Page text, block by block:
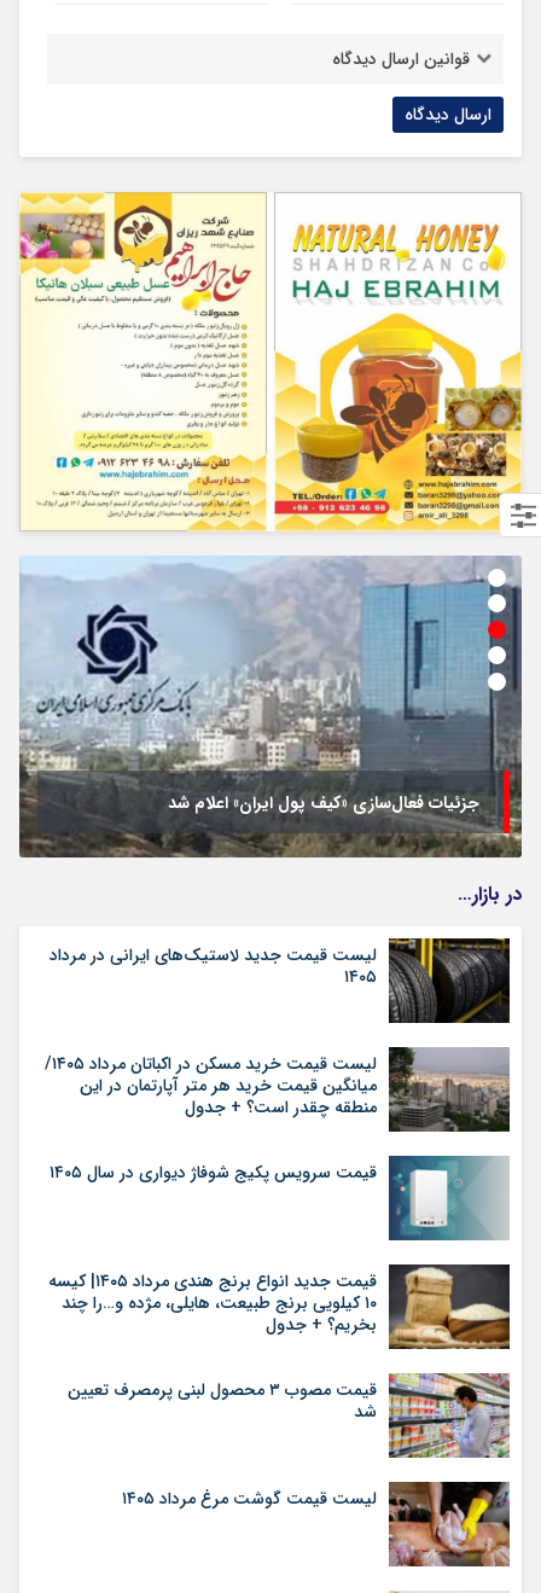
قوانین ارسال دیدگاه
جزئیات فعال‌سازی «کیف پول ایران» اعلام شد
در بازار…
لیست قیمت جدید لاستیک‌های ایرانی در مرداد
۱۴۰۵
لیست قیمت خرید مسکن در اکباتان مرداد ۱۴۰۵/
میانگین قیمت خرید هر متر آپارتمان در این
منطقه چقدر است؟ + جدول
قیمت سرویس پکیج شوفاژ دیواری در سال ۱۴۰۵
قیمت جدید انواع برنج هندی مرداد ۱۴۰۵| کیسه
۱۰ کیلویی برنج طبیعت، هایلی، مژده و…را چند
بخریم؟ + جدول
قیمت مصوب ۳ محصول لبنی پرمصرف تعیین
شد
لیست قیمت گوشت مرغ مرداد ۱۴۰۵